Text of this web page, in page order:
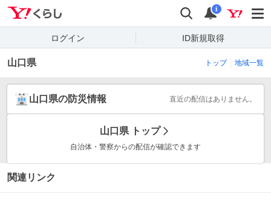
検索 通知
i
ログイン ID新規取得
山口県 トップ 地域一覧
山口県の防災情報 直近の配信はありません。
山口県 トップ
自治体・警察からの配信が確認できます
関連リンク